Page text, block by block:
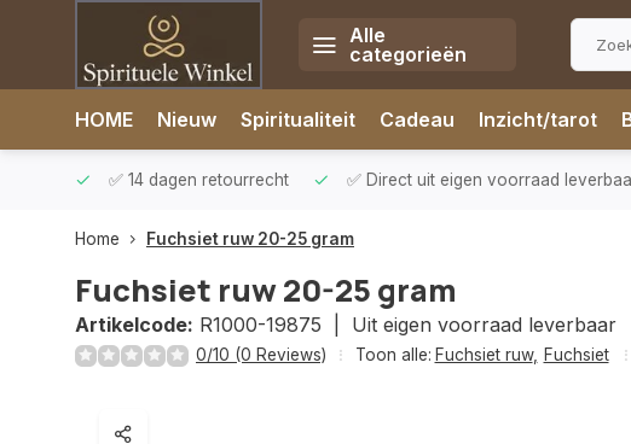
Alle
categorieën
HOME Nieuw Spiritualiteit Cadeau Inzicht/tarot
✅ 14 dagen retourrecht ✅ Direct uit eigen voorraad
Home Fuchsiet ruw 20-25 gram
Fuchsiet ruw 20-25 gram
Artikelcode: R1000-19875 | Uit eigen voorraad leverbaar
0/10 (0 Reviews) Toon alle: Fuchsiet ruw, Fuchsiet